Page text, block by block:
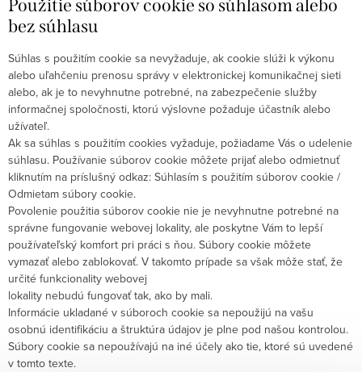
Použitie súborov cookie so súhlasom alebo
bez súhlasu
Súhlas s použitím cookie sa nevyžaduje, ak cookie slúži k výkonu
alebo uľahčeniu prenosu správy v elektronickej komunikačnej sieti
alebo, ak je to nevyhnutne potrebné, na zabezpečenie služby
informačnej spoločnosti, ktorú výslovne požaduje účastník alebo
užívateľ.
Ak sa súhlas s použitím cookies vyžaduje, požiadame Vás o udelenie
súhlasu. Používanie súborov cookie môžete prijať alebo odmietnuť
kliknutím na príslušný odkaz: Súhlasím s použitím súborov cookie /
Odmietam súbory cookie.
Povolenie použitia súborov cookie nie je nevyhnutne potrebné na
správne fungovanie webovej lokality, ale poskytne Vám to lepší
používateľský komfort pri práci s ňou. Súbory cookie môžete
vymazať alebo zablokovať. V takomto prípade sa však môže stať, že
určité funkcionality webovej
lokality nebudú fungovať tak, ako by mali.
Informácie ukladané v súboroch cookie sa nepoužijú na vašu
osobnú identifikáciu a štruktúra údajov je plne pod našou kontrolou.
Súbory cookie sa nepoužívajú na iné účely ako tie, ktoré sú uvedené
v tomto texte.